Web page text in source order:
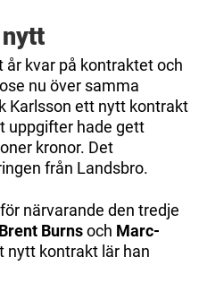
år kvar på kontraktet och
nu över samma
Karlsson ett nytt kontrakt
uppgifter hade gett
kronor. Det
från Landsbro.
närvarande den tredje
Brent Burnsoch Marc-
nytt kontrakt lär han